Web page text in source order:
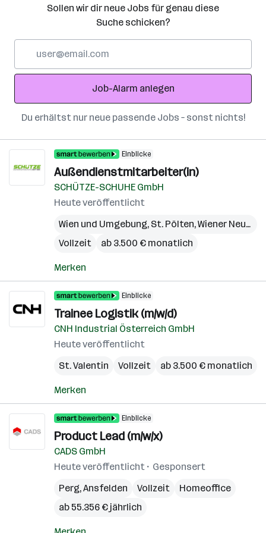
Sollen wir dir neue Jobs für genau diese
Suche schicken?
Adresse
Job-Alarm anlegen
Du erhältst nur neue passende Jobs – sonst nichts!
Einblicke
Außendienstmitarbeiter(in)
SCHÜTZE-SCHUHE GmbH
Heute veröffentlicht
Wien und Umgebung, St. Pölten,Wiener Neustadt
Vollzeit
ab 3.500 € monatlich
Merken
Einblicke
Trainee Logistik (m/w/d)
CNH Industrial Österreich GmbH
Heute veröffentlicht
St. Valentin
Vollzeit ab 3.500 € monatlich
Merken
Einblicke
Product Lead (m/w/x)
CADS GmbH
Heute veröffentlicht
Gesponsert
Perg,Ansfelden Vollzeit
Homeoffice
ab 55.356 € jährlich